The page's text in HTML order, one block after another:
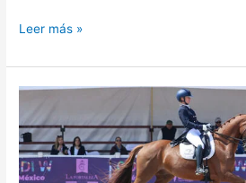
Leer más »
CDI-
México